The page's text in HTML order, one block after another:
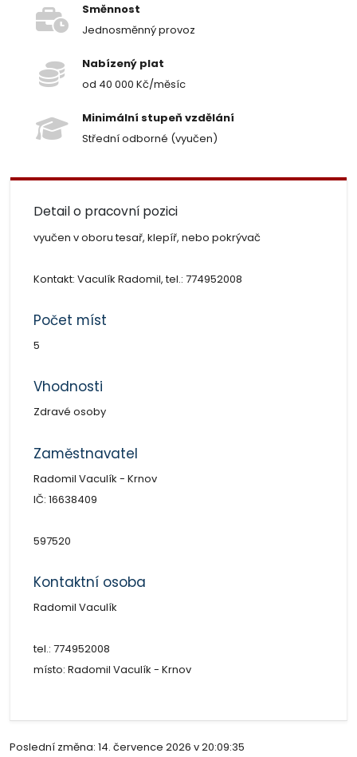
Směnnost
Jednosměnný provoz
Nabízený plat
od 40 000 Kč/měsíc
Minimální stupeň vzdělání
Střední odborné (vyučen)
Detail o pracovní pozici
vyučen v oboru tesař, klepíř, nebo pokrývač
Kontakt: Vaculík Radomil, tel.: 774952008
Počet míst
5
Vhodnosti
Zdravé osoby
Zaměstnavatel
Radomil Vaculík - Krnov
IČ: 16638409
597520
Kontaktní osoba
Radomil Vaculík
tel.: 774952008
místo: Radomil Vaculík - Krnov
Poslední změna: 14. července 2026 v 20:09:35